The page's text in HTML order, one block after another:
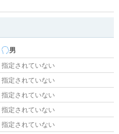
男
指定されていない
指定されていない
指定されていない
指定されていない
指定されていない